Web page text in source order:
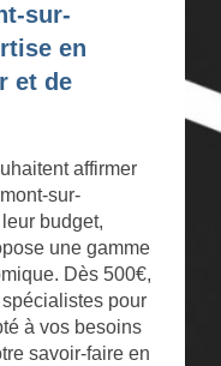
sur-
en
et de
affirmer
sur-
budget,
une gamme
Dès 500€,
pour
à vos besoins
savoir-faire en